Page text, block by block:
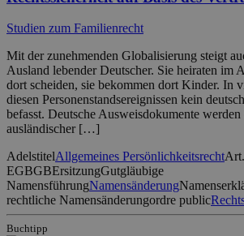
Studien zum Familienrecht
Mit der zunehmenden Globalisierung steigt
Ausland lebender Deutscher. Sie heiraten im
dort scheiden, sie bekommen dort Kinder. In
diesen Personenstandsereignissen kein
befasst. Deutsche Ausweisdokumente
ausländischer […]
AdelstitelAllgemeines Persönlichkeitsrecht
EGBGBErsitzungGutgläubige
NamensführungNamensänderung
rechtliche Namensänderungordre public
Buchtipp